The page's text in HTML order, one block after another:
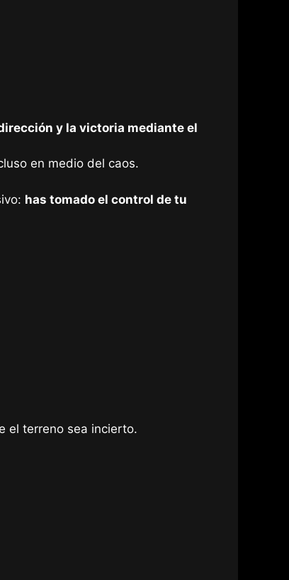
y la victoria mediante el
en medio del caos.
has tomado el control de tu
el terreno sea incierto.